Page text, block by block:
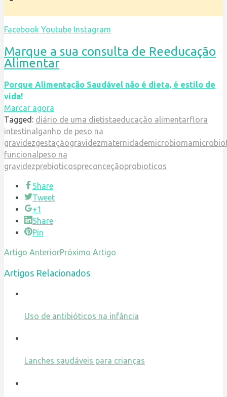
Facebook Youtube Instagram
Marque a sua consulta de Reeducação
Alimentar
Porque Alimentação Saudável não é dieta, é estilo de
vida!
Marcar agora
Tagged: diário de uma dietistaeducação alimentarflora
intestinal ganho de peso na
gravidezgestaçãogravidezmaternidademicrobioma
funcional peso na
gravidezprebioticospreconceçãoprobioticos
Share
Tweet
+1
Share
Pin
Artigo AnteriorPróximo Artigo
Artigos Relacionados
Uso de antibióticos na infância
Lanches saudáveis para crianças